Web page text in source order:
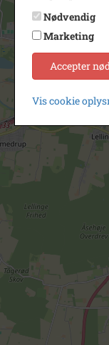
Nødvendig
Marketing
Accepter
Vis cookie